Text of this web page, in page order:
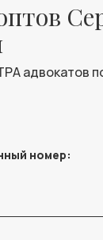
адвокатов
номер: